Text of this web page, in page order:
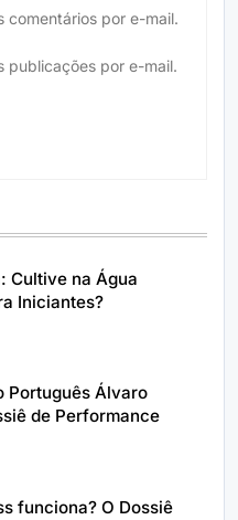
comentários por e-mail.
publicações por e-mail.
Cultive na Água
Iniciantes?
Português Álvaro
de Performance
funciona? O Dossiê